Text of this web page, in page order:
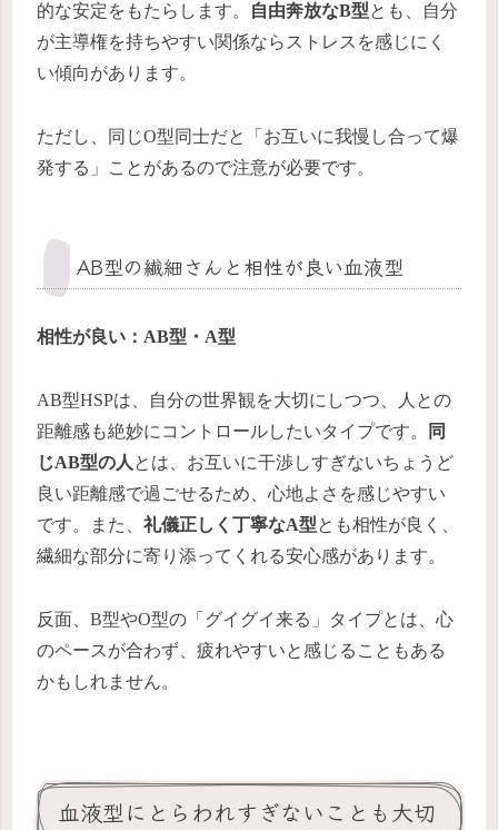
的な安定をもたらします。
自由奔放なB型とも、自分
が主導権を持ちやすい関係ならストレスを感じにく
い傾向があります。
ただし、同じO型同士だと「お互いに我慢し合って爆
発する」ことがあるので注意が必要です。
AB型の繊細さんと相性が良い血液型
相性が良い：AB型・A型
AB型HSPは、自分の世界観を大切にしつつ、人との
距離感も絶妙にコントロールしたいタイプです。
同
じAB型の人 とは、お互いに干渉しすぎないちょうど
良い距離感で過ごせるため、心地よさを感じやすい
です。また、 礼儀正しく丁寧なA型とも相性が良く、
繊細な部分に寄り添ってくれる安心感があります。
反面、B型やO型の「グイグイ来る」タイプとは、心
のペースが合わず、疲れやすいと感じることもある
かもしれません。
血液型にとらわれすぎないことも大切